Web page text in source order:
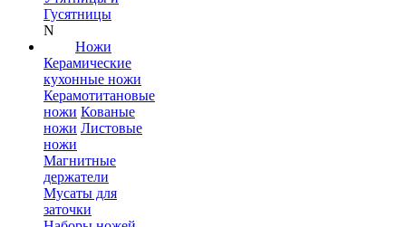
Гусятницы
N
Ножи
Керамические
кухонные ножи
Керамотитановые
ножи Кованые
ножи Листовые
ножи
Магнитные
держатели
Мусаты для
заточки